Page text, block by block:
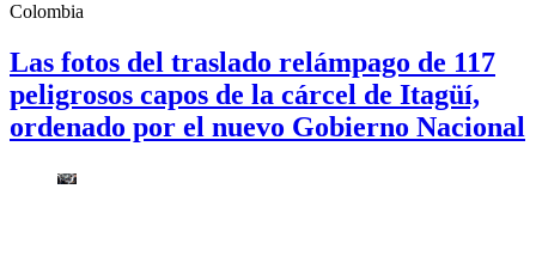
Colombia
Las fotos del traslado relámpago de 117
peligrosos capos de la cárcel de Itagüí,
ordenado por el nuevo Gobierno Nacional